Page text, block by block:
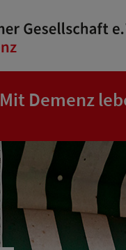
Mit Demenz